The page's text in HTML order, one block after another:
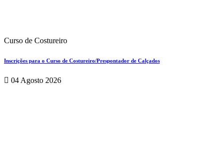
Curso de Costureiro
Inscrições para o Curso de Costureiro/Prespontador de Calçados
04 Agosto 2026